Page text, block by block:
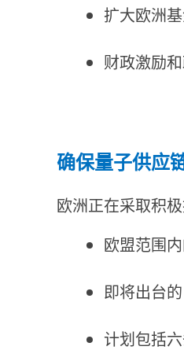
扩大欧洲
财政激励
确保量子供应
欧洲正在采取积
欧盟范围
即将出台
计划包括